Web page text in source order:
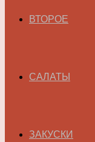
ВТОРОЕ
САЛАТЫ
ЗАКУСКИ